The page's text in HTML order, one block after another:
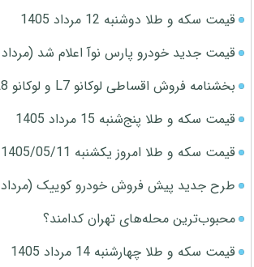
قیمت سکه و طلا دوشنبه 12 مرداد 1405
قیمت جدید خودرو پارس نوآ اعلام شد (مرداد 1405)
بخشنامه فروش اقساطی لوکانو L7 و لوکانو L8 (مرداد 1405)
قیمت سکه و طلا پنج‌شنبه 15 مرداد 1405
قیمت سکه و طلا امروز یکشنبه 1405/05/11
طرح جدید پیش فروش خودرو کوییک (مرداد 1405)
محبوب‌ترین محله‌های تهران کدامند؟
قیمت سکه و طلا چهارشنبه 14 مرداد 1405